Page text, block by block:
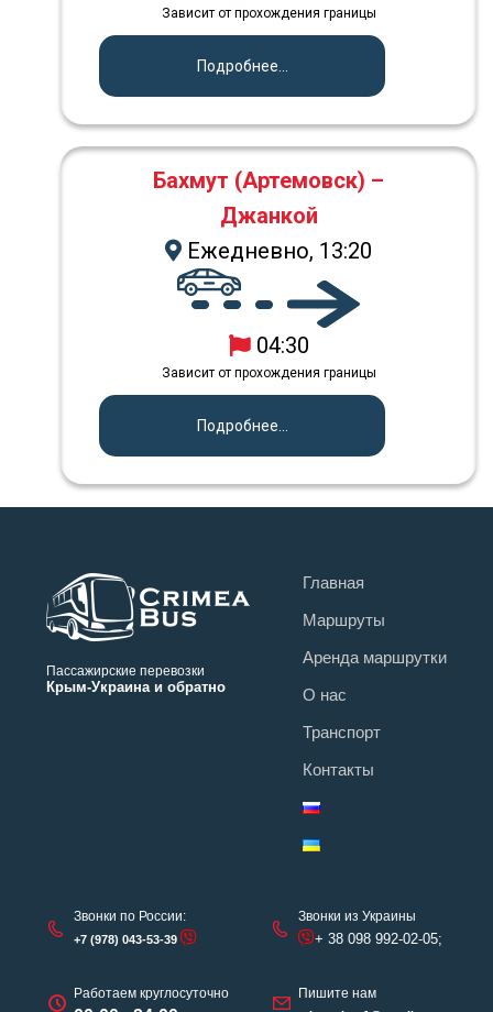
Зависит от прохождения границы
Подробнее...
Бахмут (Артемовск) –
Джанкой
Ежедневно, 13:20
04:30
Зависит от прохождения границы
Подробнее...
Пассажирские перевозки
Крым-Украина и обратно
Главная
Маршруты
Аренда маршрутки
О нас
Транспорт
Контакты
Звонки по России:
+7 (978) 043-53-39
Работаем круглосуточно
Звонки из Украины
+ 38 098 992-02-05;
Пишите нам